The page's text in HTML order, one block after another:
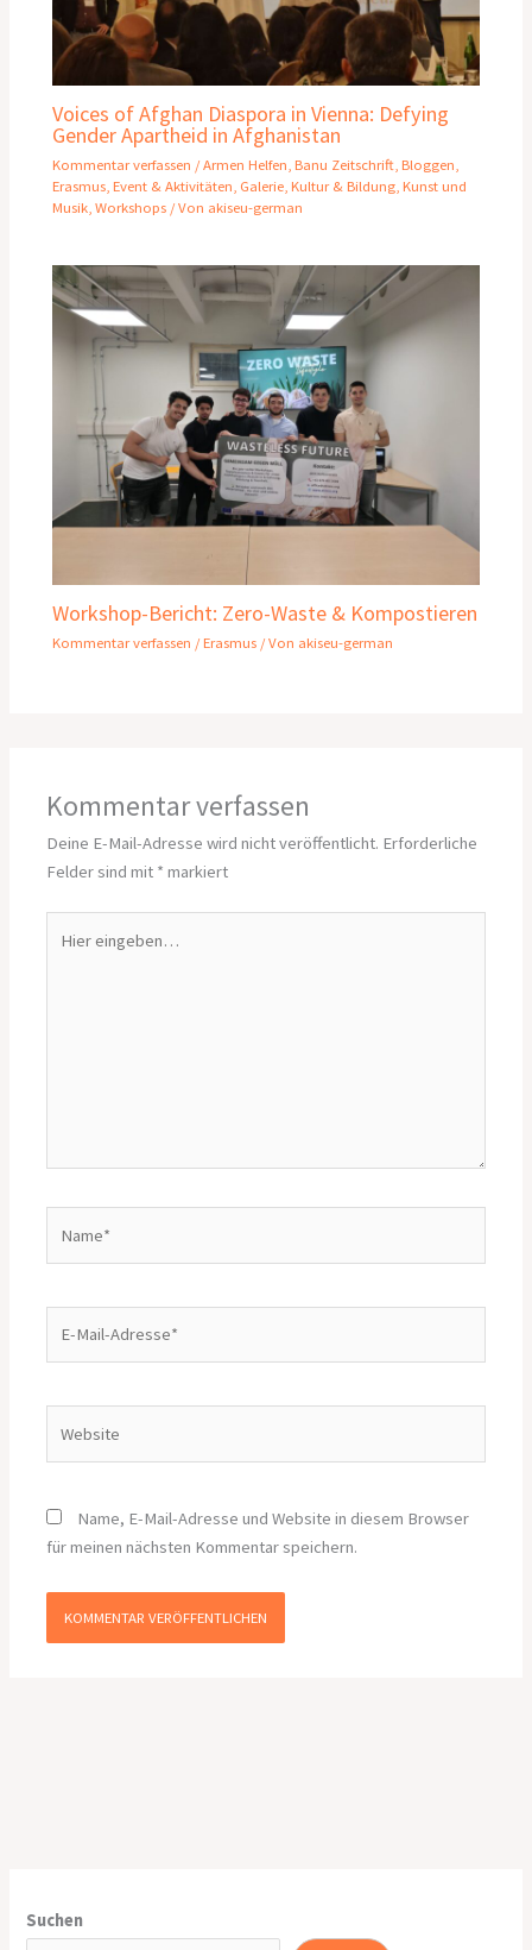
Voices of Afghan Diaspora in Vienna: Defying
Gender Apartheid in Afghanistan
Kommentar verfassen /Armen Helfen ,Banu Zeitschrift ,Bloggen
Erasmus ,Event & Aktivitäten Galerie ,Kultur & Bildung ,Kunst und
Musik ,Workshops / Von akiseu-german
Workshop-Bericht: Zero-Waste & Kompostieren
Kommentar verfassen /Erasmus / Von akiseu-german
Kommentar verfassen
Deine E-Mail-Adresse wird nicht veröffentlicht. Erforderliche
Felder sind mit * markiert
eingeben…
Name, E-Mail-Adresse und Website in diesem Browser
für meinen nächsten Kommentar speichern.
Suchen